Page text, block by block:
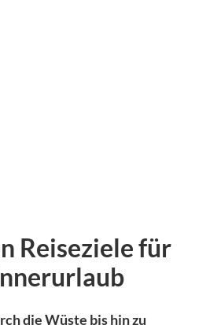
Reiseziele für
die Wüste bis hin zu